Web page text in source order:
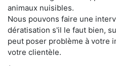
animaux nuisibles.
Nous pouvons faire une
dératisation s'il le faut bien,
peut poser problème à votre
votre clientèle.